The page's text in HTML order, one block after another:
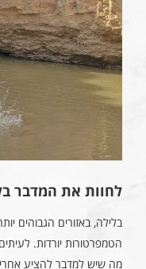
לחוות את המדבר
בלילה, באזורים הגבוהים
הטמפרטורות יורדות.
מה שיש למדבר להציע